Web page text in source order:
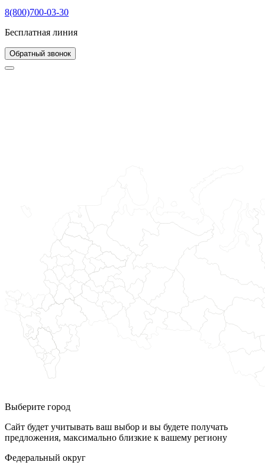
8(800)700-03-30
Бесплатная линия
Обратный звонок
Выберите город
Сайт будет учитывать ваш выбор и вы будете получать
предложения, максимально близкие к вашему региону
Федеральный округ